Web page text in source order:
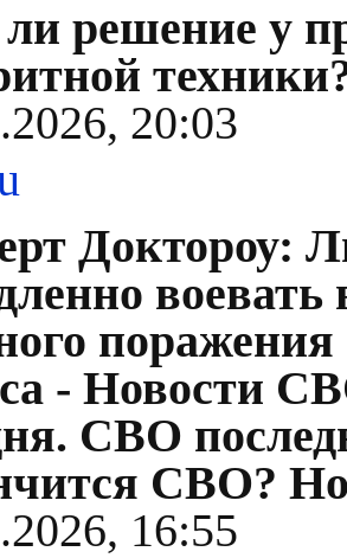
решение у
20:03
Доктороу:
воевать
- Новости
СВО
СВО?
16:55